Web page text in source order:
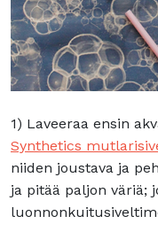
1) Laveeraa ensin
Synthetics
niiden joustava ja
ja pitää paljon väriä;